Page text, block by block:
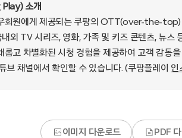
소개
회원에게 제공되는 쿠팡의 OTT(over-the-top)
외 TV 시리즈, 영화, 가족 및 키즈 콘텐츠, 뉴스
롭고 차별화된 시청 경험을 제공하여 고객 감동
브 채널에서 확인할 수 있습니다. (쿠팡플레이 인
이미지 다운로드 PDF